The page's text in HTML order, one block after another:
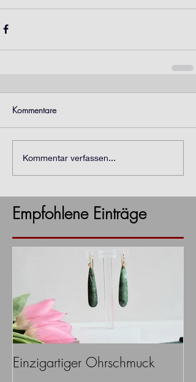
Kommentare
Kommentar verfassen...
Empfohlene Einträge
Einzigartiger Ohrschmuck